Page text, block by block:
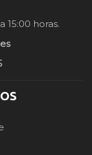
15:00 horas.